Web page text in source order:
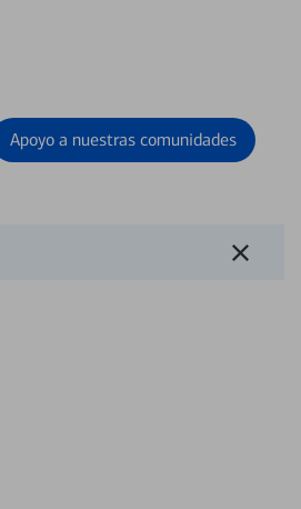
Apoyo a nuestras comunidades